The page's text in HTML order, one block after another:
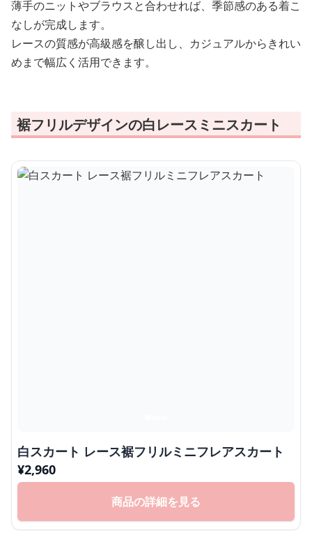
薄手のニットやブラウスと合わせれば、季節感のある着こ
なしが完成します。
レースの質感が高級感を醸し出し、カジュアルからきれい
めまで幅広く活用できます。
裾フリルデザインの白レースミニスカート
白スカート レース裾フリルミニフレアスカート
¥2,960
商品の詳細を見る